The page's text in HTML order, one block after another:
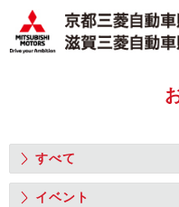
すべて
イベント